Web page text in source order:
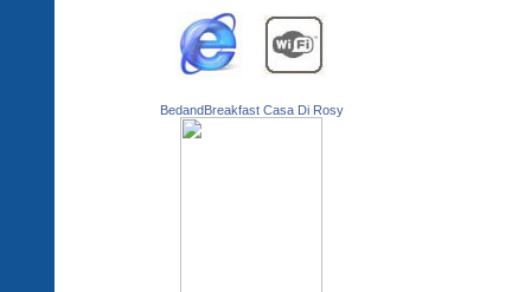
BedandBreakfast Casa Di Rosy